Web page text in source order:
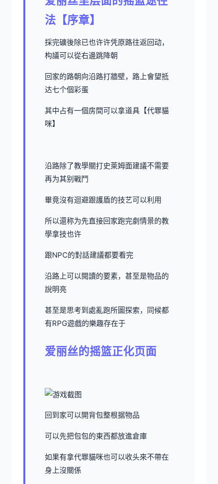
法【序章】
採完礦後除已也许许凭原路往返回动，
构議可以從右邊跳降朝
回家的路朝向沿路打牆壁，路上會望抵
达七个個彩蛋
其中占有一個房間可以拿道具【代罪貓
咪】
沿路除了教學關打史萊姆面建議不需要
再为其别戰鬥
畢竟沒有迴避跟護盾的技艺可以利用
所以還称为先直接回家跑完劇情景的教
學拿技也许
跟NPC的對話建議都要看完
沿路上可以閱讀的要素，甚至是物品的
說明亮
甚至是思考到處亂跑所圖探索，同候都
有RPG遊戲的樂趣存在于
爱丽丝的摇篮正化页面
回到家可以開背包整根据物品
可以先把包包的東西都放進倉庫
如果有拿代罪貓咪也可以收头來不帶在
身上沒關係